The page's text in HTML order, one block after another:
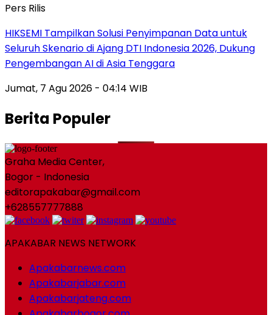
Pers Rilis
HIKSEMI Tampilkan Solusi Penyimpanan Data untuk
Seluruh Skenario di Ajang DTI Indonesia 2026, Dukung
Pengembangan AI di Asia Tenggara
Jumat, 7 Agu 2026 - 04:14 WIB
Berita Populer
Graha Media Center,
Bogor - Indonesia
editorapakabar@gmail.com
+628557777888
APAKABAR NEWS NETWORK
Apakabarnews.com
Apakabarjabar.com
Apakabarjateng.com